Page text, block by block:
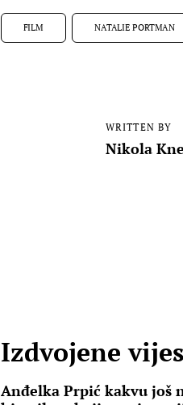
FILM NATALIE PORTMAN
WRITTEN BY
Nikola
Izdvojene
Anđelka Prpić kakvu još